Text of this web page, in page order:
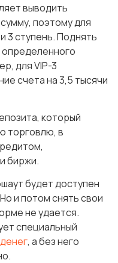
выводить
поэтому для
3 ступень. Поднять
для VIP-3
счета на 3,5 тысячи
который
торговлю, в
биржи.
будет доступен
и потом снять свои
не удается.
специальный
, а без него